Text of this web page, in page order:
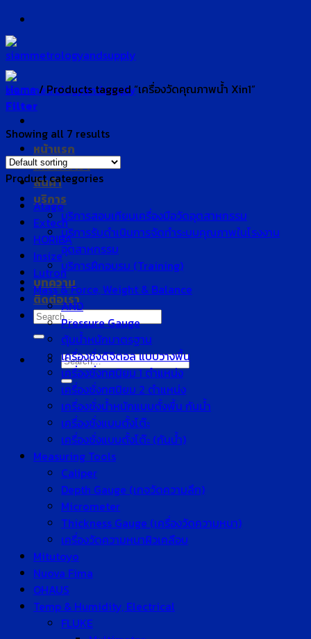
Skip
to
content
หน้าแรก
เกี่ยวกับเรา
สินค้า
บริการ
บริการสอบเทียบเครื่องมือวัดอุตสาหกรรม
บริการรับดำเนินการจัดทำระบบคุณภาพในโรงงาน
อุตสาหกรรม
บริการฝึกอบรม (Training)
บทความ
ติดต่อเรา
Search
for:
Search
for:
Home /Products tagged “เครื่องวัดคุณภาพน้ำ Xin1”
Filter
Showing all 7 results
Product categories
Atago
Extech
HORIBA
Insize
Lutron
Mass & Force, Weight & Balance
AND
Pressure Gauge
ตุ้มน้ำหนักมาตรฐาน
เครื่องชั่งดิจิตอล แบบวางพื้น
เครื่องชั่งทศนิยม 1 ตำแหน่ง
เครื่องชั่งทศนิยม 2 ตำแหน่ง
เครื่องชั่งน้ำหนักแบบตั้งพื้น กันน้ำ
เครื่องชั่งแบบตั้งโต๊ะ
เครื่องชั่งแบบตั้งโต๊ะ (กันน้ำ)
Measuring Tools
Caliper
Depth Gauge (เกจวัดความลึก)
Micrometer
Thickness Gauge (เครื่องวัดความหนา)
เครื่องวัดความหนาผิวเคลือบ
Mitutoyo
Nuova Fima
OHAUS
Temp & Humidity, Electrical
FLUKE